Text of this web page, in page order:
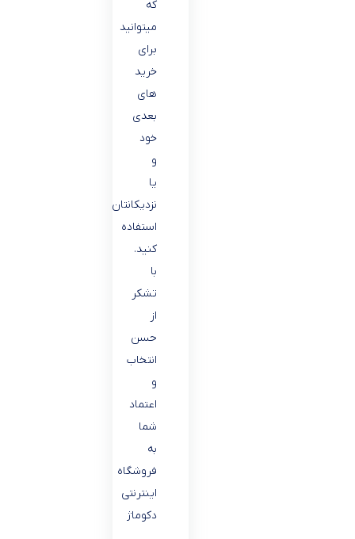
که
میتوانید
برای
خرید
های
بعدی
خود
و
یا
نزدیکانتان
استفاده
کنید.
با
تشکر
از
حسن
انتخاب
و
اعتماد
شما
به
فروشگاه
اینترنتی
دکوماژ